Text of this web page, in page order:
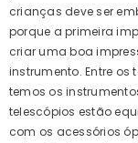
crianças deve ser
porque a primeira
criar uma boa
instrumento. Entre
temos os
telescópios estão
com os acessórios